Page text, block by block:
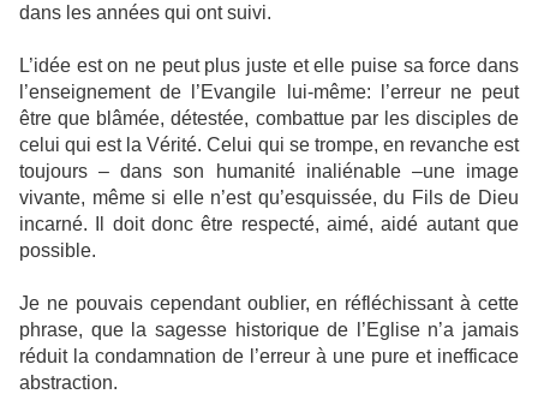
dans les années qui ont suivi.
L’idée est on ne peut plus juste et elle puise sa force dans
l’enseignement de l’Evangile lui-même: l’erreur ne peut
être que blâmée, détestée, combattue par les disciples de
celui qui est la Vérité. Celui qui se trompe, en revanche est
toujours – dans son humanité inaliénable –une image
vivante, même si elle n’est qu’esquissée, du Fils de Dieu
incarné. Il doit donc être respecté, aimé, aidé autant que
possible.
Je ne pouvais cependant oublier, en réfléchissant à cette
phrase, que la sagesse historique de l’Eglise n’a jamais
réduit la condamnation de l’erreur à une pure et inefficace
abstraction.